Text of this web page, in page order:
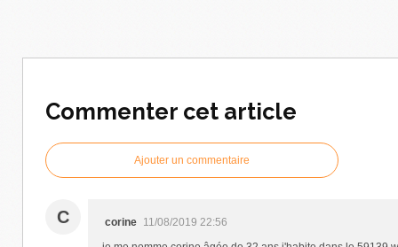
Commenter cet article
Ajouter un commentaire
C corine 11/08/2019 22:56